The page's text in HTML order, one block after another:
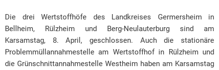
Die drei Wertstoffhöfe des Landkreises Germersheim in
Bellheim, Rülzheim und Berg-Neulauterburg sind am
Karsamstag, 8. April, geschlossen. Auch die stationäre
Problemmüllannahmestelle am Wertstoffhof in Rülzheim und
die Grünschnittannahmestelle Westheim haben am Karsamstag